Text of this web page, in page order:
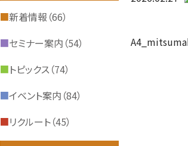
■新着情報（66）
■セミナー案内（54）
■トピックス（74）
■イベント案内（84）
■リクルート（45）